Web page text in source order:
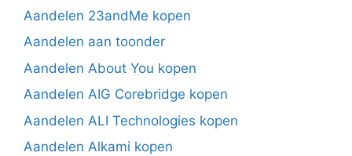
Aandelen 23andMe kopen
Aandelen aan toonder
Aandelen About You kopen
Aandelen AIG Corebridge kopen
Aandelen ALI Technologies kopen
Aandelen Alkami kopen